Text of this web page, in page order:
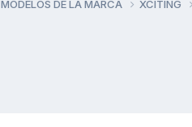
MODELOS DE LA MARCA XCITING